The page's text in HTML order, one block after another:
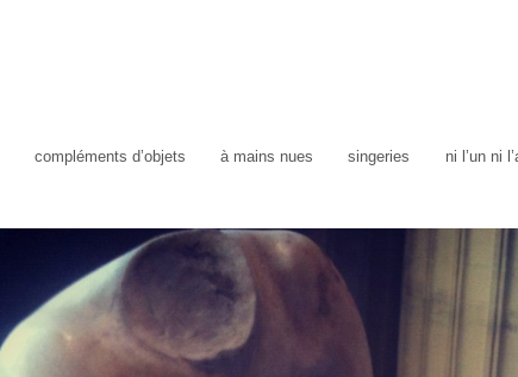
compléments d’objets à mains nues singeries ni l’un ni